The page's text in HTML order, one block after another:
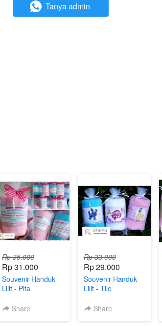
` Tanya admin
Rp 35.000
Rp 31.000
Souvenir Handuk
Lilit - Pita
Share
Rp 33.000
Rp 29.000
Souvenir Handuk
Lilit - Tile
Share